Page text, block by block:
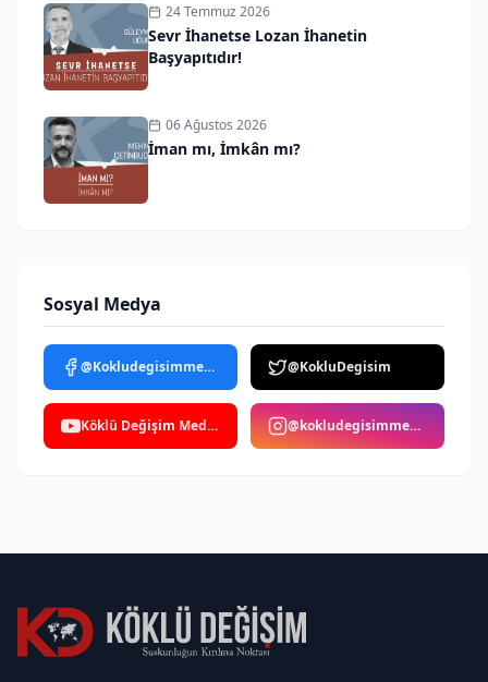
24 Temmuz 2026
Sevr İhanetse Lozan İhanetin
Başyapıtıdır!
06 Ağustos 2026
İman mı, İmkân mı?
Sosyal Medya
@Kokludegisimmedya @KokluDegisim
Köklü Değişim Medya @kokludegisimmedya